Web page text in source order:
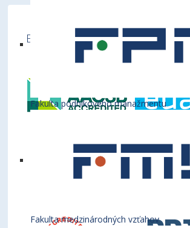
Fakulta podnikového manažmentu
Fakulta medzinárodných vzťahov
Ekonomická univerzita v
týchto medzinárodných